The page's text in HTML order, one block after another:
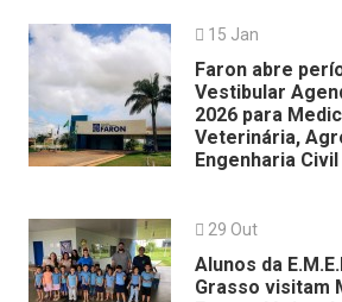
15 Jan
Faron abre
Vestibular
2026 para
Veterinária,
Engenharia Civil
29 Out
Alunos da
Grasso visitam